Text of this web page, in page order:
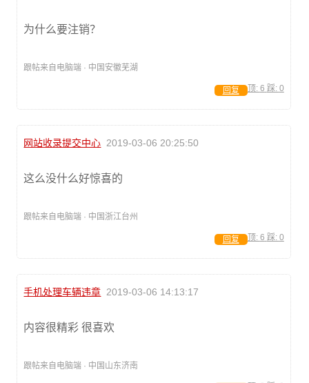
为什么要注销？
跟帖来自电脑端 · 中国安徽芜湖
顶: 6 踩: 0
回复
网站收录提交中心 2019-03-06 20:25:50
这么没什么好惊喜的
跟帖来自电脑端 · 中国浙江台州
顶: 6 踩: 0
回复
手机处理车辆违章 2019-03-06 14:13:17
内容很精彩 很喜欢
跟帖来自电脑端 · 中国山东济南